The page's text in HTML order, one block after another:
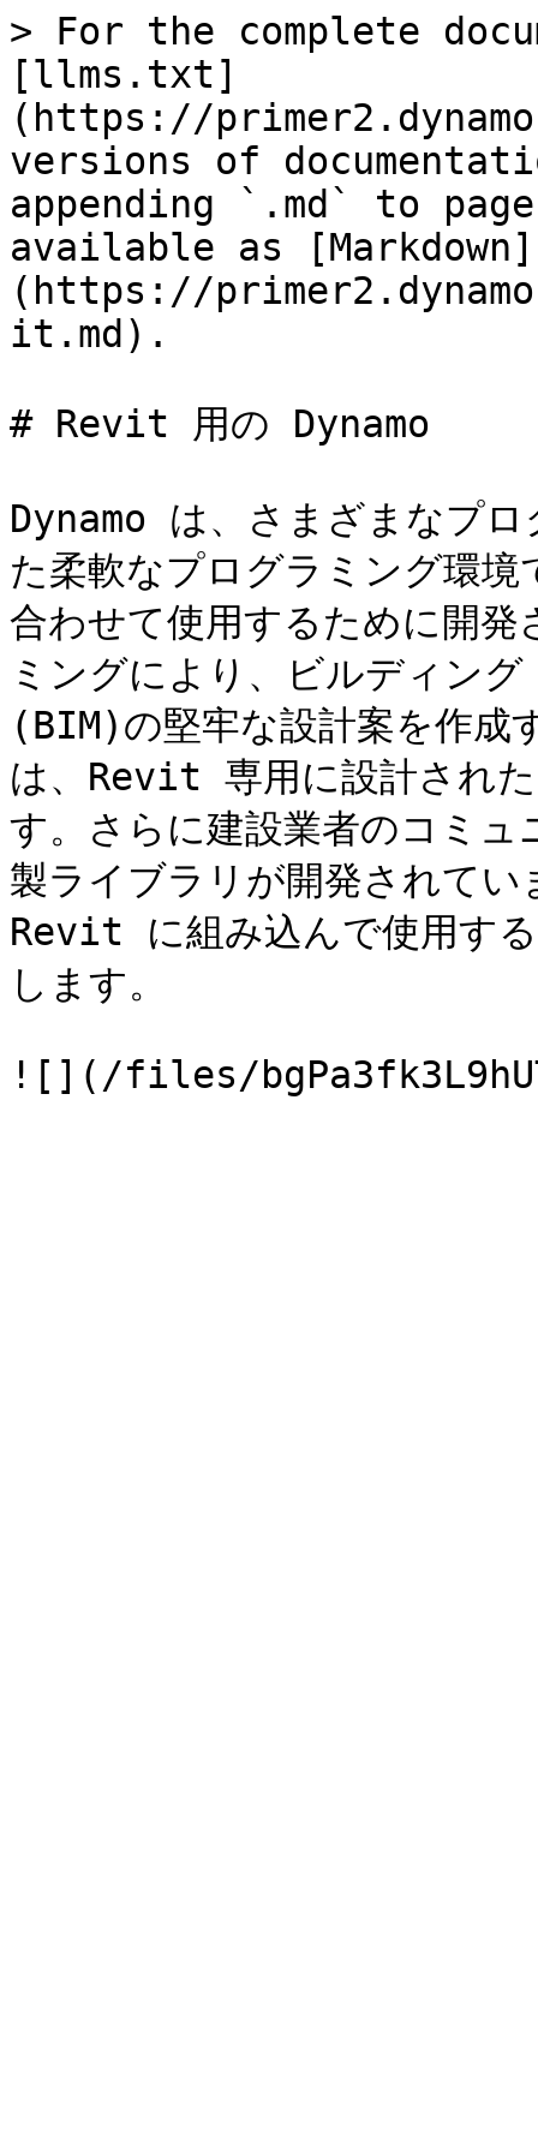
> For the complete
[llms.txt]
(https://
versions of
appending `.md` to
available as [Markdown]
(https://
it.md).
# Revit 用の Dynamo
Dynamo は、さまざまなプ
た柔軟なプログラミング環
合わせて使用するために開
ミングにより、ビルディン
(BIM)の堅牢な設計案を作成
は、Revit 専用に設計され
す。さらに建設業者のコミ
製ライブラリが開発されて
Revit に組み込んで使用する
します。